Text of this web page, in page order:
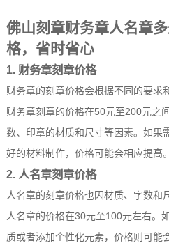
佛山刻章财务章人名章
格，省时省心
1. 财务章刻章价格
财务章的刻章价格会根据不同的要求
财务章刻章的价格在50元至200元之
数、印章的材质和尺寸等因素。如果
好的材料制作，价格可能会相应提高。
2. 人名章刻章价格
人名章的刻章价格也因材质、字数和
人名章的价格在30元至100元左右。
质或者添加个性化元素，价格则可能